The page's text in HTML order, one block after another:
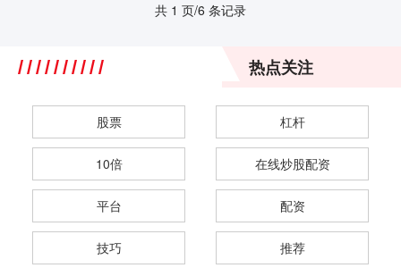
共 1 页/6 条记录
热点关注
股票 杠杆
10倍 在线炒股配资
平台 配资
技巧 推荐